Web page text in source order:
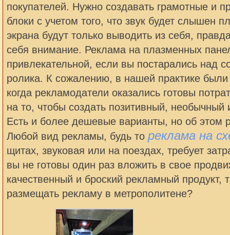
покупателей. Нужно создавать грамотные и
блоки с учетом того, что звук будет слышен
экрана будут только выводить из себя,
себя внимание. Реклама на плазменных
привлекательной, если вы постарались над
ролика. К сожалению, в нашей практике
когда рекламодатели оказались готовы
на то, чтобы создать позитивный, необычный
Есть и более дешевые варианты, но об этом
Любой вид рекламы, будь то реклама на
щитах, звуковая или на поездах, требует
вы не готовы один раз вложить в свое
качественный и броский рекламный продукт,
размещать рекламу в метрополитене?